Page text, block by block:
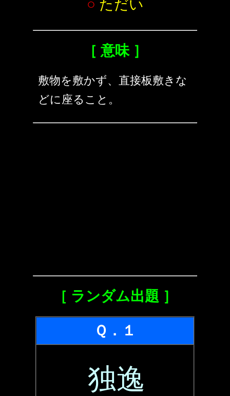
○ ただい
［ 意味 ］
敷物を敷かず、直接板敷きな
どに座ること。
［ ランダム出題 ］
Ｑ．１
独逸